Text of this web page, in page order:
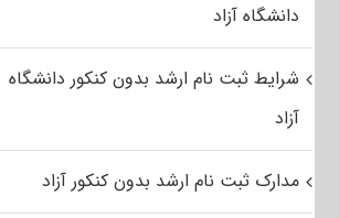
دانشگاه آزاد
شرایط ثبت نام ارشد بدون کنکور دانشگاه
آزاد
مدارک ثبت نام ارشد بدون کنکور آزاد